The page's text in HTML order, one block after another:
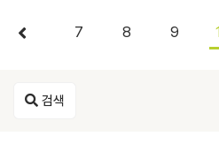
7 8 9
검색